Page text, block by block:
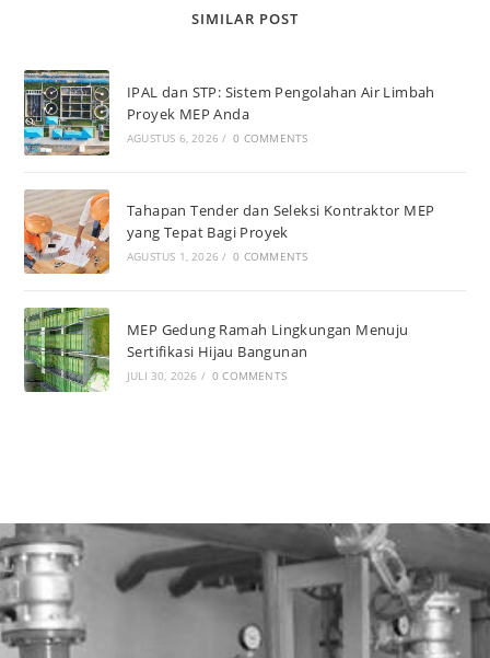
SIMILAR POST
IPAL dan STP: Sistem Pengolahan Air Limbah
Proyek MEP Anda
AGUSTUS 6, 2026 / 0 COMMENTS
Tahapan Tender dan Seleksi Kontraktor MEP
yang Tepat Bagi Proyek
AGUSTUS 1, 2026 / 0 COMMENTS
MEP Gedung Ramah Lingkungan Menuju
Sertifikasi Hijau Bangunan
JULI 30, 2026 / 0 COMMENTS